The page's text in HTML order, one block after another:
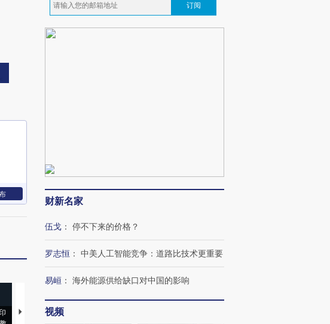
视线｜“入侵”还是“人道危
订阅
财新名家
伍戈 ： 停不下来的价格？
罗志恒 ： 中美人工智能竞争：道路比技术更重要
易峘 ： 海外能源供给缺口对中国的影响
视频